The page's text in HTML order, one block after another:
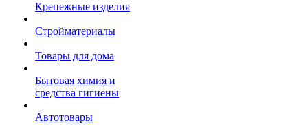
Крепежные изделия
Стройматериалы
Товары для дома
Бытовая химия и
средства гигиены
Автотовары